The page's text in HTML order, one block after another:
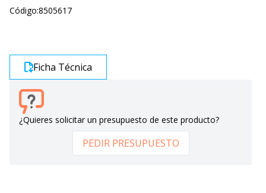
Código:8505617
Ficha Técnica
¿Quieres solicitar un presupuesto de este producto?
PEDIR PRESUPUESTO